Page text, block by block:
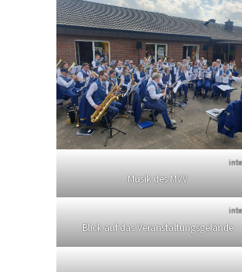
Musik des MVV
Blick auf das Veranstaltungsgelände